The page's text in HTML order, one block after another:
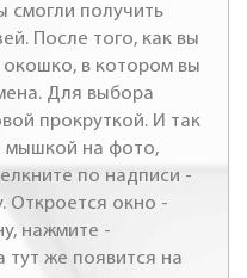
смогли получить
После того, как вы
окошко, в котором вы
Для выбора
прокруткой. И так
мышкой на фото,
по надписи -
Откроется окно -
нажмите -
тут же появится на